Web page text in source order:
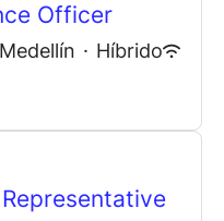
Officer
Medellín · Híbrido